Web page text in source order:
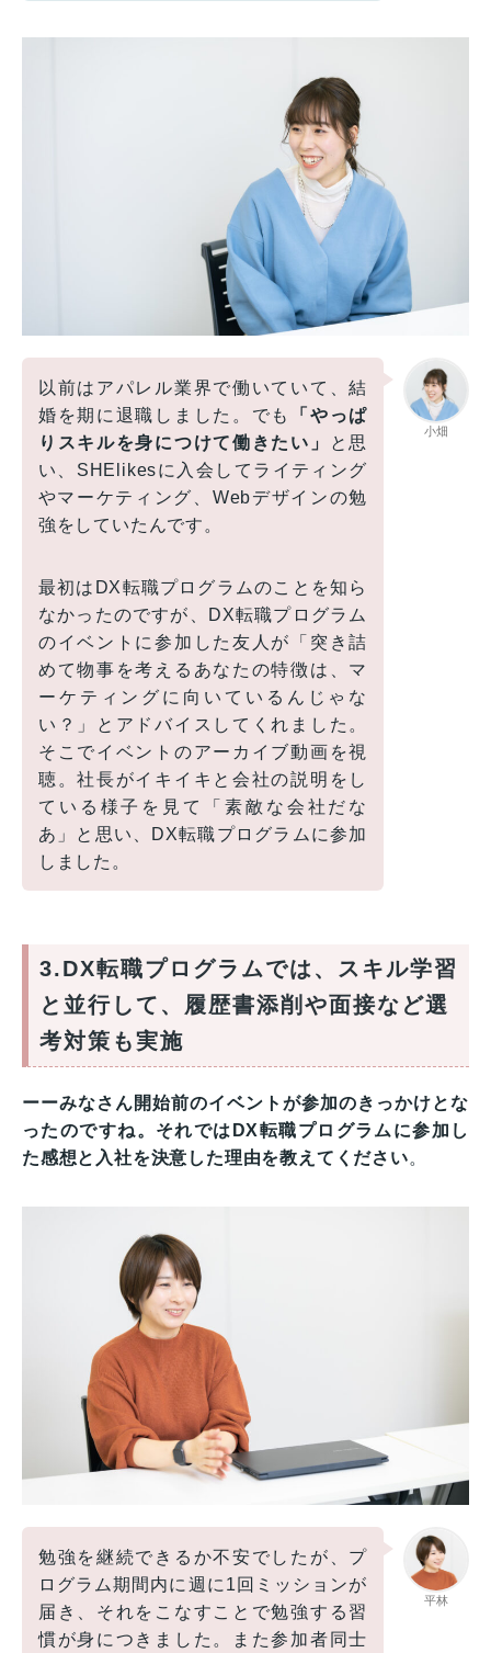
小畑
以前はアパレル業界で働いていて、結
婚を期に退職しました。でも
「やっぱ
りスキルを身につけて働きたい」
と思
い、SHElikesに入会してライティング
やマーケティング、Webデザインの勉
強をしていたんです。
最初はDX転職プログラムのことを知ら
なかったのですが、DX転職プログラム
のイベントに参加した友人が「突き詰
めて物事を考えるあなたの特徴は、マ
ーケティングに向いているんじゃな
い？」とアドバイスしてくれました。
そこでイベントのアーカイブ動画を視
聴。社長がイキイキと会社の説明をし
ている様子を見て「素敵な会社だな
あ」と思い、DX転職プログラムに参加
しました。
3.DX転職プログラムでは、スキル学習
と並行して、履歴書添削や面接など選
考対策も実施
ーーみなさん開始前のイベントが参加のきっかけとな
ったのですね。それではDX転職プログラムに参加し
た感想と入社を決意した理由を教えてください。
平林
勉強を継続できるか不安でしたが、プ
ログラム期間内に週に1回ミッションが
届き、それをこなすことで勉強する習
慣が身につきました。また参加者同士